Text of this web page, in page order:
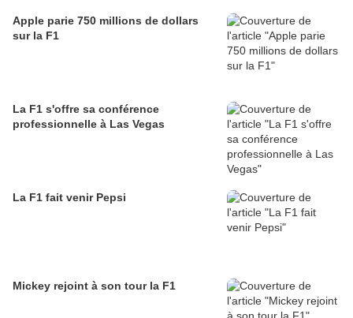
Apple parie 750 millions de dollars
sur la F1
La F1 s'offre sa conférence
professionnelle à Las Vegas
La F1 fait venir Pepsi
Mickey rejoint à son tour la F1